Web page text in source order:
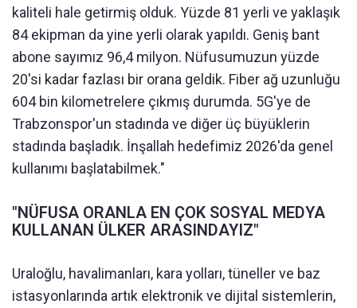
kaliteli hale getirmiş olduk. Yüzde 81 yerli ve yaklaşık
84 ekipman da yine yerli olarak yapıldı. Geniş bant
abone sayımız 96,4 milyon. Nüfusumuzun yüzde
20'si kadar fazlası bir orana geldik. Fiber ağ uzunluğu
604 bin kilometrelere çıkmış durumda. 5G'ye de
Trabzonspor'un stadında ve diğer üç büyüklerin
stadında başladık. İnşallah hedefimiz 2026'da genel
kullanımı başlatabilmek."
"NÜFUSA ORANLA EN ÇOK SOSYAL MEDYA
KULLANAN ÜLKER ARASINDAYIZ"
Uraloğlu, havalimanları, kara yolları, tüneller ve baz
istasyonlarında artık elektronik ve dijital sistemlerin,